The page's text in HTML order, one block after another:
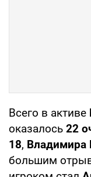
Всего в активе
оказалось 22
18, Владимира
большим